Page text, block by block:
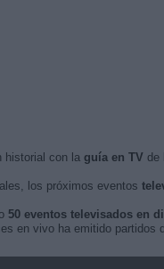
historial con la guía en TV de
los próximos eventos
50 eventos televisados en
en vivo ha emitido